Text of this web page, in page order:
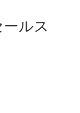
ルス